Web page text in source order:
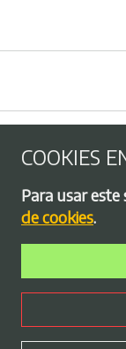
Menú del
COOKIES
Para usar
de cookies.